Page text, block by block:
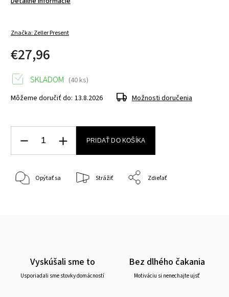
Značka: Zeller Present
€27,96
SKLADOM (40 ks)
Môžeme doručiť do: 13.8.2026 Možnosti doručenia
PRIDAŤ DO KOŠÍKA
Opýtať sa Strážiť Zdieľať
Vyskúšali sme to
Usporiadali sme stovky domácností
Bez dlhého čakania
Motiváciu si nenechajte ujsť